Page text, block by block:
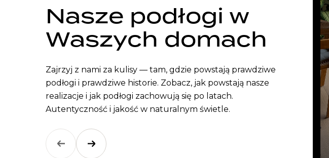
Nasze podłogi w
Waszych domach
Zajrzyj z nami za kulisy — tam, gdzie powstają prawdziwe
podłogi i prawdziwe historie. Zobacz, jak powstają nasze
realizacje i jak podłogi zachowują się po latach.
Autentyczność i jakość w naturalnym świetle.